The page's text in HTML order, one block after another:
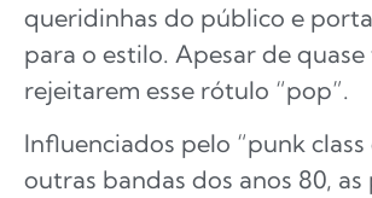
queridinhas do público e
para o estilo. Apesar de quase
rejeitarem esse rótulo “pop”.
Influenciados pelo “punk class
outras bandas dos anos 80, as